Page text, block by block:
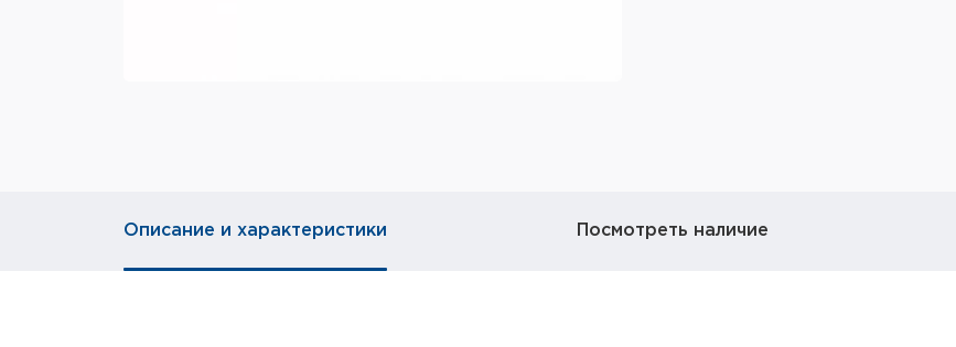
Описание и характеристики Посмотреть наличие